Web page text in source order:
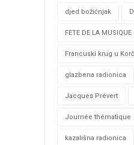
djed božićnjak
FETE DE LA MUSIQUE
Francuski krug u
glazbena radionica
Jacques Prévert
Journée thématique
kazališna radionica